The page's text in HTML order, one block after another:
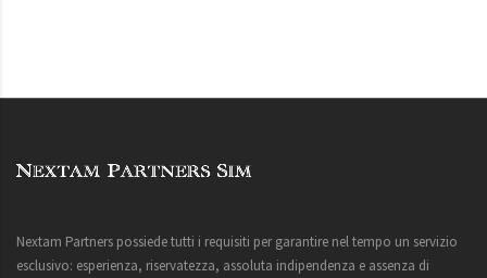
Nextam Partners possiede tutti i requisiti per garantire nel tempo un servizio
esclusivo: esperienza, riservatezza, assoluta indipendenza e assenza di